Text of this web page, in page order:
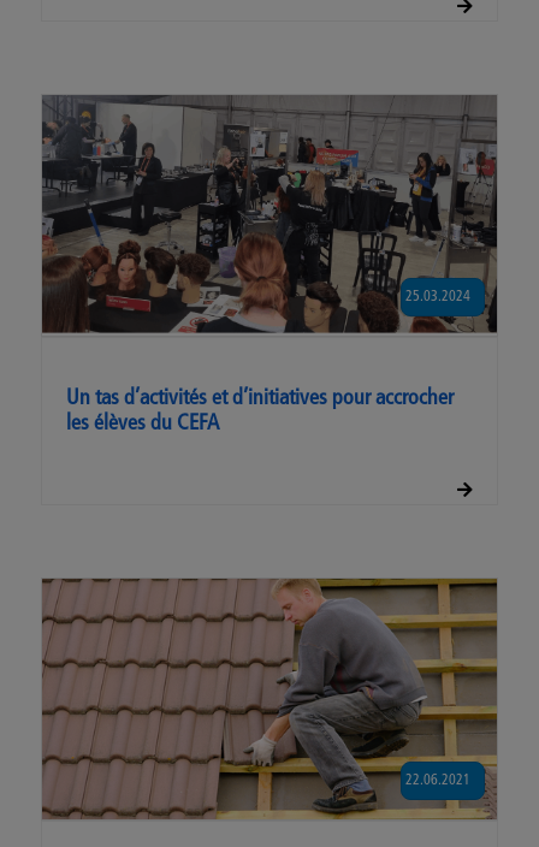
Un tas d’activités et d’initiatives pour accrocher
les élèves du CEFA
25.03.2024
22.06.2021